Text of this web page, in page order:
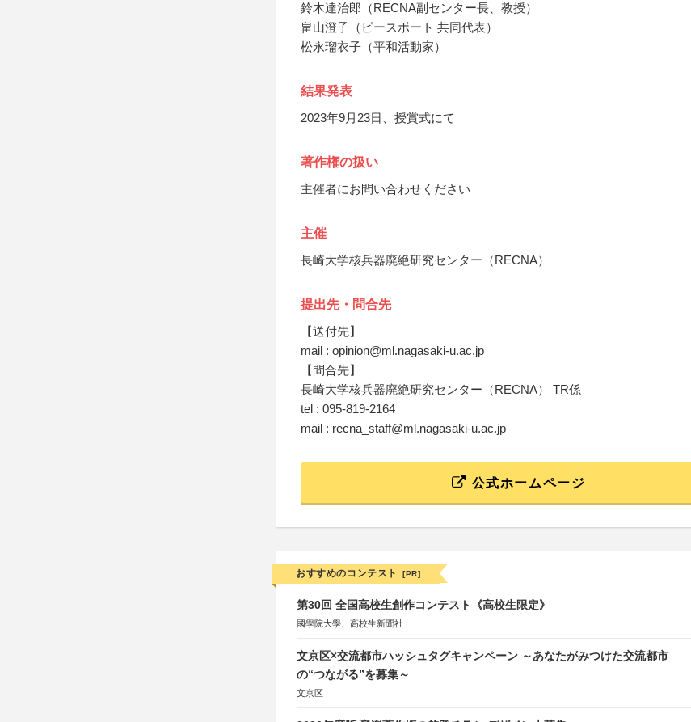
鈴木達治郎（RECNA副センター長、教授）
畠山澄子（ピースボート 共同代表）
松永瑠衣子（平和活動家）
結果発表
2023年9月23日、授賞式にて
著作権の扱い
主催者にお問い合わせください
主催
長崎大学核兵器廃絶研究センター（RECNA）
提出先・問合先
【送付先】
mail : opinion@ml.nagasaki-u.ac.jp
【問合先】
長崎大学核兵器廃絶研究センター（RECNA） TR係
tel : 095-819-2164
mail : recna_staff@ml.nagasaki-u.ac.jp
公式ホームページ
おすすめのコンテスト [PR]
第30回 全国高校生創作コンテスト《高校生限定》
國學院大學、高校生新聞社
文京区×交流都市ハッシュタグキャンペーン ～あなたがみつけた交流都市
の“つながる”を募集～
文京区